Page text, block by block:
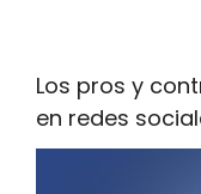
Los pros y
en redes